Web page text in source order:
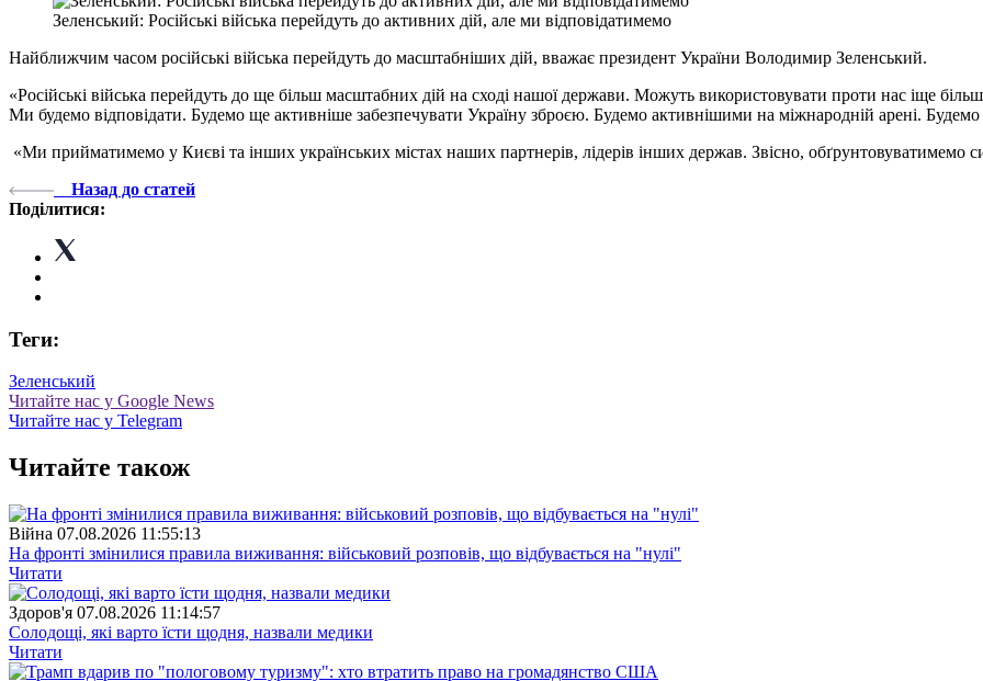
Зеленський: Російські війська перейдуть до активних дій, але ми відповідатимемо
Найближчим часом російські війська перейдуть до масштабніших дій, вважає президент України Володимир Зеленський.
«Російські війська перейдуть до ще більш масштабних дій на сході нашої держави. Можуть використовувати проти нас іще
Ми будемо відповідати. Будемо ще активніше забезпечувати Україну зброєю. Будемо активнішими на міжнародній арені.
«Ми прийматимемо у Києві та інших українських містах наших партнерів, лідерів інших держав. Звісно, обґрунтовуватимемо
Назад до статей
Поділитися:
Теги:
Зеленський
Читайте нас у Google News
Читайте нас у Telegram
Читайте також
Війна 07.08.2026 11:55:13
На фронті змінилися правила виживання: військовий розповів, що відбувається на "нулі"
Читати
Здоров'я 07.08.2026 11:14:57
Солодощі, які варто їсти щодня, назвали медики
Читати